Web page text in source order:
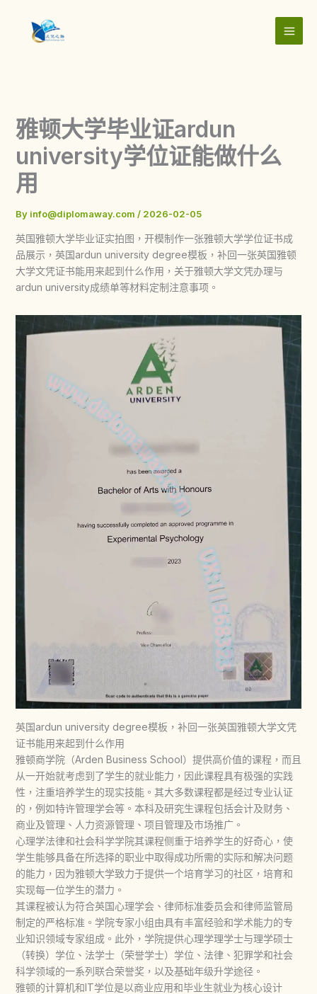
content
雅顿大学毕业证ardun
university学位证能做什么
用
By info@diplomaway.com / 2026-02-05
英国雅顿大学毕业证实拍图，开模制作一张雅顿大学学位证书成
品展示，英国ardun university degree模板，补回一张英国雅顿
大学文凭证书能用来起到什么作用，关于雅顿大学文凭办理与
ardun university成绩单等材料定制注意事项。
英国ardun university degree模板，补回一张英国雅顿大学文凭
证书能用来起到什么作用
雅顿商学院（Arden Business School）提供高价值的课程，而且
从一开始就考虑到了学生的就业能力，因此课程具有极强的实践
性，注重培养学生的现实技能。其大多数课程都是经过专业认证
的，例如特许管理学会等。本科及研究生课程包括会计及财务、
商业及管理、人力资源管理、项目管理及市场推广。
心理学法律和社会科学学院其课程侧重于培养学生的好奇心，使
学生能够具备在所选择的职业中取得成功所需的实际和解决问题
的能力，因为雅顿大学致力于提供一个培育学习的社区，培育和
实现每一位学生的潜力。
其课程被认为符合英国心理学会、律师标准委员会和律师监管局
制定的严格标准。学院专家小组由具有丰富经验和学术能力的专
业知识领域专家组成。此外，学院提供心理学理学士与理学硕士
（转换）学位、法学士（荣誉学士）学位、法律、犯罪学和社会
科学领域的一系列联合荣誉奖，以及基础年级升学途径。
雅顿的计算机和IT学位是以商业应用和毕业生就业为核心设计